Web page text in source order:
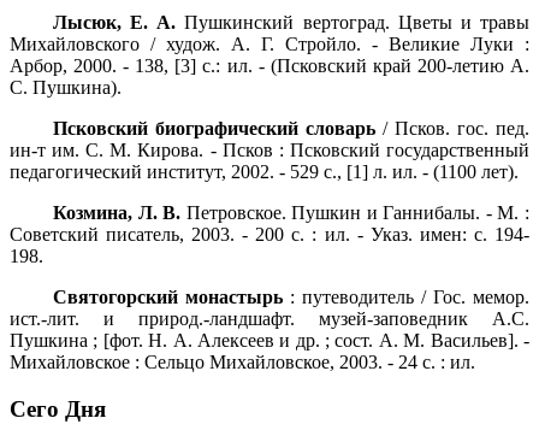
Лысюк, Е. А. Пушкинский вертоград. Цветы и травы
Михайловского / худож. А. Г. Стройло. - Великие Луки :
Арбор, 2000. - 138, [3] с.: ил. - (Псковский край 200-летию А.
С. Пушкина).
Псковский биографический словарь / Псков. гос. пед.
ин-т им. С. М. Кирова. - Псков : Псковский государственный
педагогический институт, 2002. - 529 с., [1] л. ил. - (1100 лет).
Козмина, Л. В. Петровское. Пушкин и Ганнибалы. - М. :
Советский писатель, 2003. - 200 с. : ил. - Указ. имен: с. 194-
198.
Святогорский монастырь : путеводитель / Гос. мемор.
ист.-лит. и природ.-ландшафт. музей-заповедник А.С.
Пушкина ; [фот. Н. А. Алексеев и др. ; сост. А. М. Васильев]. -
Михайловское : Сельцо Михайловское, 2003. - 24 с. : ил.
Сего Дня